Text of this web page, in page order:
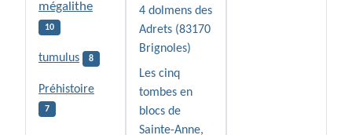
mégalithe
10
tumulus 8
Préhistoire
7
4 dolmens des
Adrets (83170
Brignoles)
Les cinq
tombes en
blocs de
Sainte-Anne,